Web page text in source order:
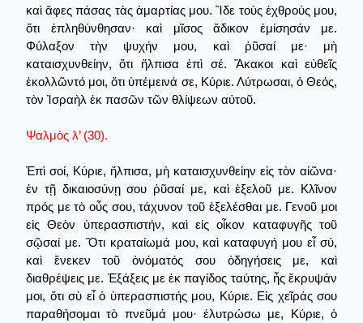
καὶ ἄφες πάσας τὰς ἁμαρτίας μου. Ἴδε τοὺς ἐχθρούς μου,
ὅτι ἐπληθύνθησαν· καὶ μῖσος ἄδικον ἐμίσησάν με.
Φύλαξον τὴν ψυχήν μου, καὶ ῥῦσαί με· μὴ
καταισχυνθείην, ὅτι ἤλπισα ἐπὶ σέ. Ἄκακοι καὶ εὐθεῖς
ἐκολλῶντό μοι, ὅτι ὑπέμεινά σε, Κύριε. Λύτρωσαι, ὁ Θεός,
τὸν Ἰσραὴλ ἐκ πασῶν τῶν θλίψεων αὐτοῦ.
Ψαλμὸς λ’ (30).
Ἐπὶ σοί, Κύριε, ἤλπισα, μὴ καταισχυνθείην εἰς τὸν αἰῶνα·
ἐν τῇ δικαιοσύνῃ σου ῥῦσαί με, καὶ ἐξελοῦ με. Κλῖνον
πρός με τὸ οὖς σου, τάχυνον τοῦ ἐξελέσθαι με. Γενοῦ μοι
εἰς Θεὸν ὑπερασπιστήν, καὶ εἰς οἶκον καταφυγῆς τοῦ
σῷσαί με. Ὅτι κραταίωμά μου, καὶ καταφυγή μου εἶ σύ,
καὶ ἕνεκεν τοῦ ὀνόματός σου ὁδηγήσεις με, καὶ
διαθρέψεις με. Ἐξάξεις με ἐκ παγίδος ταύτης, ἧς ἔκρυψάν
μοι, ὅτι σὺ εἶ ὁ ὑπερασπιστής μου, Κύριε. Εἰς χεῖράς σου
παραθήσομαι τὸ πνεῦμά μου· ἐλυτρώσω με, Κύριε, ὁ